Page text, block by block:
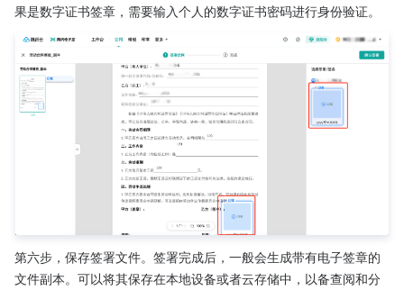
果是数字证书签章，需要输入个人的数字证书密码进行身份验证。
第六步，保存签署文件。签署完成后，一般会生成带有电子签章的
文件副本。可以将其保存在本地设备或者云存储中，以备查阅和分